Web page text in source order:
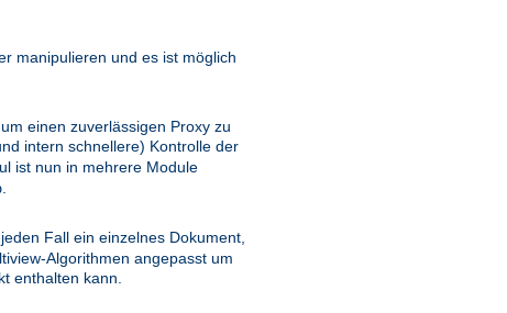
manipulieren und es ist möglich
einen zuverlässigen Proxy zu
intern schnellere) Kontrolle der
ist nun in mehrere Module
Fall ein einzelnes Dokument,
Algorithmen angepasst um
enthalten kann.